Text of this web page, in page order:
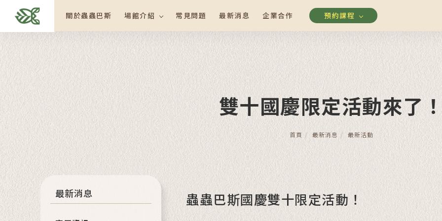
關於蟲蟲巴斯 場館介紹 常見問題 最新消息 企業合作 預約課程
雙十國慶限定活動來了
首頁 最新消息 最新活動
最新消息 蟲蟲巴斯國慶雙十限定活動！